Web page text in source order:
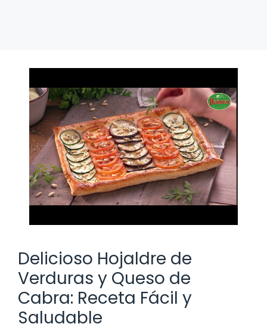
Delicioso Hojaldre de
Verduras y Queso de
Cabra: Receta Fácil y
Saludable